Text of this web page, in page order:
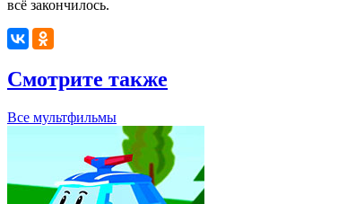
всё закончилось.
Смотрите также
Все мультфильмы